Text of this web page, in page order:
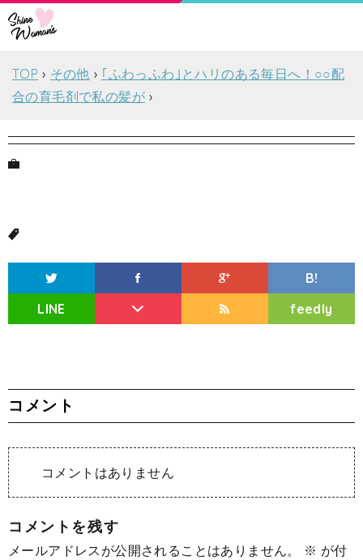
TOP その他
｢ふわっふわ｣とハリのある毎日へ！○○配
合の育毛剤で私の髪が
B!
LINE
feedly
コメント
コメントはありません
コメントを残す
メールアドレスが公開されることはありません。 ※ が付